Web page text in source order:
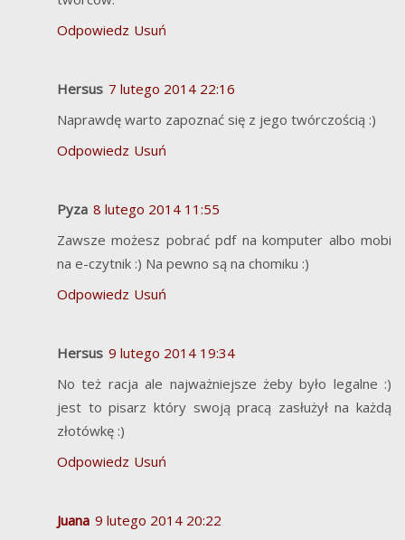
Odpowiedz Usuń
Hersus 7 lutego 2014 22:16
Naprawdę warto zapoznać się z jego twórczością :)
Odpowiedz Usuń
Pyza 8 lutego 2014 11:55
Zawsze możesz pobrać pdf na komputer albo mobi
na e-czytnik :) Na pewno są na chomiku :)
Odpowiedz Usuń
Hersus 9 lutego 2014 19:34
No też racja ale najważniejsze żeby było legalne :)
jest to pisarz który swoją pracą zasłużył na każdą
złotówkę :)
Odpowiedz Usuń
Juana 9 lutego 2014 20:22